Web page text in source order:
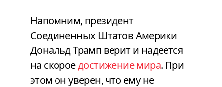
Напомним, президент
Соединенных Штатов Америки
Дональд Трамп верит и надеется
на скороедостижение мира. При
этом он уверен, что ему не